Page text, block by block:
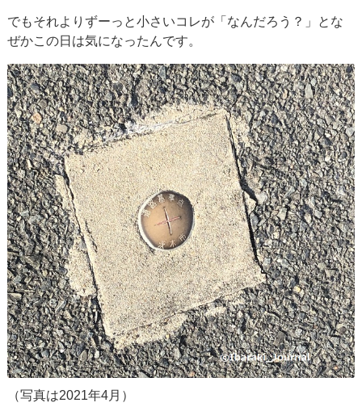
でもそれよりずーっと小さいコレが「なんだろう？」とな
ぜかこの日は気になったんです。
（写真は2021年4月）